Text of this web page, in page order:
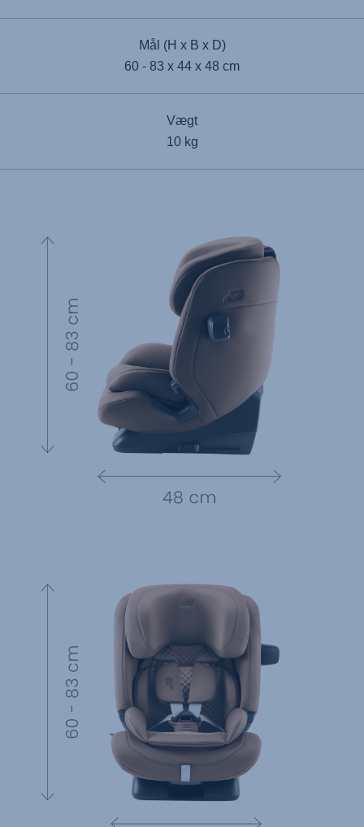
Mål (H x B x D)
60 - 83 x 44 x 48 cm
Vægt
10 kg